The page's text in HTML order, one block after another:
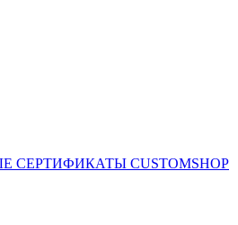
СЕРТИФИКАТЫ CUSTOMSHOP